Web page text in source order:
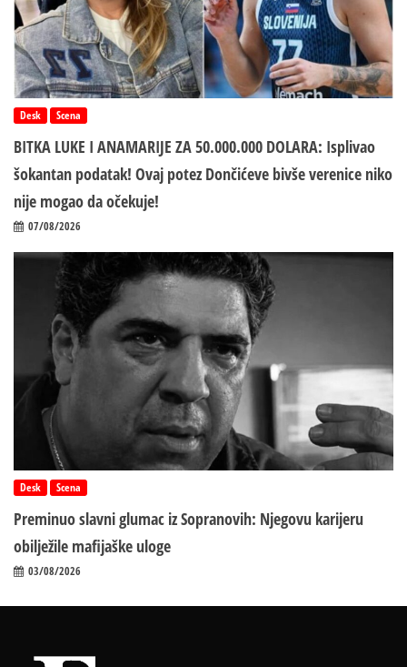
Desk Scena
BITKA LUKE I ANAMARIJE ZA 50.000.000 DOLARA: Isplivao
šokantan podatak! Ovaj potez Dončićeve bivše verenice niko
nije mogao da očekuje!
07/08/2026
Desk Scena
Preminuo slavni glumac iz Sopranovih: Njegovu karijeru
obilježile mafijaške uloge
03/08/2026